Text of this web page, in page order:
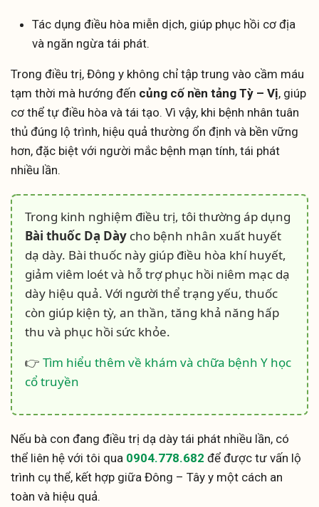
Tác dụng điều hòa miễn dịch, giúp phục hồi cơ địa
và ngăn ngừa tái phát.
Trong điều trị, Đông y không chỉ tập trung vào cầm máu
tạm thời mà hướng đến củng cố nền tảng Tỳ – Vị, giúp
cơ thể tự điều hòa và tái tạo. Vì vậy, khi bệnh nhân tuân
thủ đúng lộ trình, hiệu quả thường ổn định và bền vững
hơn, đặc biệt với người mắc bệnh mạn tính, tái phát
nhiều lần.
Trong kinh nghiệm điều trị, tôi thường áp dụng
Bài thuốc Dạ Dày cho bệnh nhân xuất huyết
dạ dày. Bài thuốc này giúp điều hòa khí huyết,
giảm viêm loét và hỗ trợ phục hồi niêm mạc dạ
dày hiệu quả. Với người thể trạng yếu, thuốc
còn giúp kiện tỳ, an thần, tăng khả năng hấp
thu và phục hồi sức khỏe.
👉 Tìm hiểu thêm về khám và chữa bệnh Y học
cổ truyền
Nếu bà con đang điều trị dạ dày tái phát nhiều lần, có
thể liên hệ với tôi qua 0904.778.682 để được tư vấn lộ
trình cụ thể, kết hợp giữa Đông – Tây y một cách an
toàn và hiệu quả.